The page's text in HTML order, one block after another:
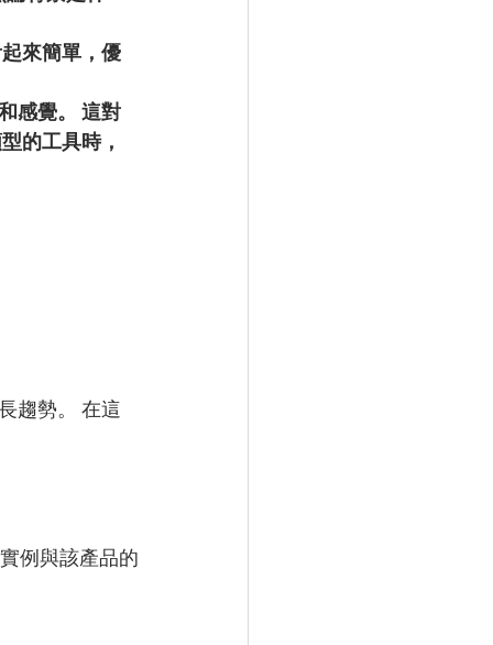
來簡單，優
感覺。 這對
的工具時，
趨勢。 在這
例與該產品的